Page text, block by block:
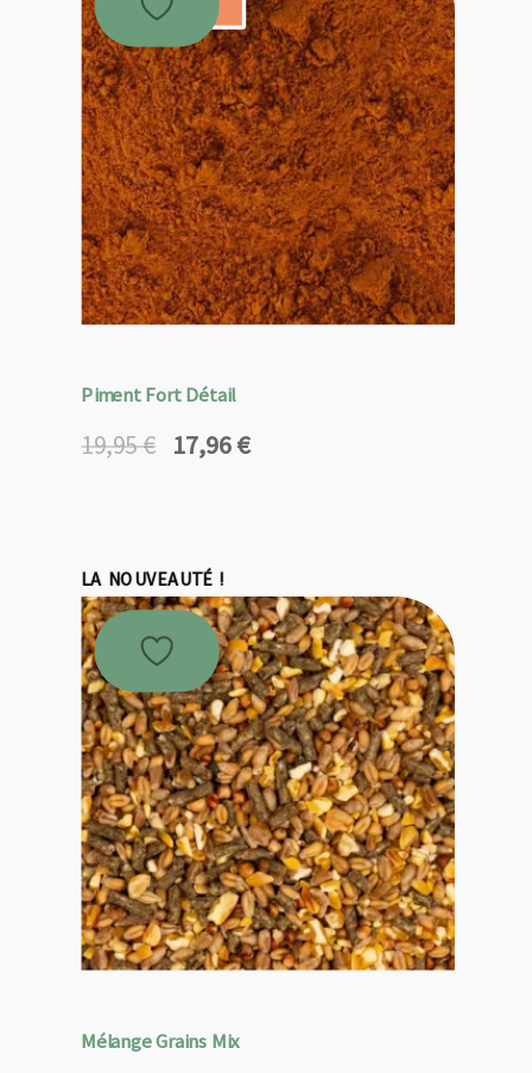
Piment Fort Détail
19,95€
Le
19,95 €.
17,96€
Le
17,96 €.
LA NOUVEAUTÉ !
Mélange Grains Mix